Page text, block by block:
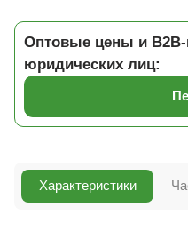
Оптовые цены и B2B-
юридических лиц:
Характеристики